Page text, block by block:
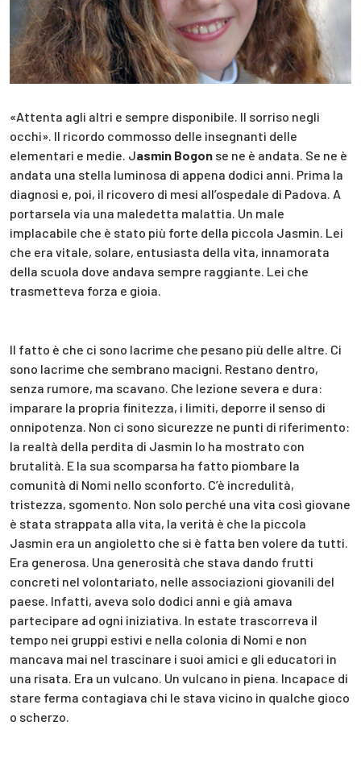
«Attenta agli altri e sempre disponibile. Il sorriso negli
occhi». Il ricordo commosso delle insegnanti delle
elementari e medie. Jasmin Bogon se ne è andata. Se ne è
andata una stella luminosa di appena dodici anni. Prima la
diagnosi e, poi, il ricovero di mesi all’ospedale di Padova. A
portarsela via una maledetta malattia. Un male
implacabile che è stato più forte della piccola Jasmin. Lei
che era vitale, solare, entusiasta della vita, innamorata
della scuola dove andava sempre raggiante. Lei che
trasmetteva forza e gioia.
Il fatto è che ci sono lacrime che pesano più delle altre. Ci
sono lacrime che sembrano macigni. Restano dentro,
senza rumore, ma scavano. Che lezione severa e dura:
imparare la propria finitezza, i limiti, deporre il senso di
onnipotenza. Non ci sono sicurezze ne punti di riferimento:
la realtà della perdita di Jasmin lo ha mostrato con
brutalità. E la sua scomparsa ha fatto piombare la
comunità di Nomi nello sconforto. C’è incredulità,
tristezza, sgomento. Non solo perché una vita così giovane
è stata strappata alla vita, la verità è che la piccola
Jasmin era un angioletto che si è fatta ben volere da tutti.
Era generosa. Una generosità che stava dando frutti
concreti nel volontariato, nelle associazioni giovanili del
paese. Infatti, aveva solo dodici anni e già amava
partecipare ad ogni iniziativa. In estate trascorreva il
tempo nei gruppi estivi e nella colonia di Nomi e non
mancava mai nel trascinare i suoi amici e gli educatori in
una risata. Era un vulcano. Un vulcano in piena. Incapace di
stare ferma contagiava chi le stava vicino in qualche gioco
o scherzo.